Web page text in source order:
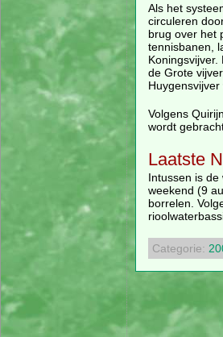
Als het
circuleren
brug over het
tennisbanen,
de Grote
Volgens
wordt
Laatste
Intussen is
weekend (9
borrelen.
Categorie: